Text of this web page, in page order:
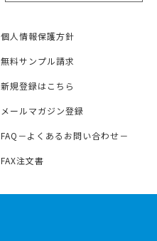
個人情報保護方針
無料サンプル請求
新規登録はこちら
メールマガジン登録
FAQ－よくあるお問い合わせ－
FAX注文書